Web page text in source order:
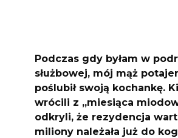
Podczas gdy byłam w
służbowej, mój mąż
poślubił swoją kochankę.
wrócili z „miesiąca
odkryli, że rezydencja
miliony należała już do